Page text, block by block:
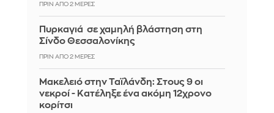
ΠΡΙΝ ΑΠΌ 2 ΜΈΡΕΣ
Πυρκαγιά σε χαμηλή βλάστηση στη
Σίνδο Θεσσαλονίκης
ΠΡΙΝ ΑΠΌ 2 ΜΈΡΕΣ
Μακελειό στην Ταϊλάνδη: Στους 9 οι
νεκροί - Κατέληξε ένα ακόμη 12χρονο
κορίτσι